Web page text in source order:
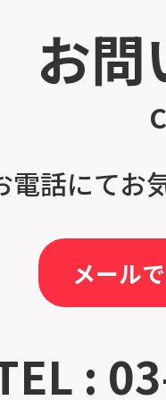
お問
話にてお
メール
: